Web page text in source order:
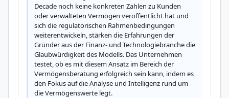
Decade noch keine konkreten Zahlen zu Kunden
oder verwalteten Vermögen veröffentlicht hat und
sich die regulatorischen Rahmenbedingungen
weiterentwickeln, stärken die Erfahrungen der
Gründer aus der Finanz- und Technologiebranche die
Glaubwürdigkeit des Modells. Das Unternehmen
testet, ob es mit diesem Ansatz im Bereich der
Vermögensberatung erfolgreich sein kann, indem es
den Fokus auf die Analyse und Intelligenz rund um
die Vermögenswerte legt.